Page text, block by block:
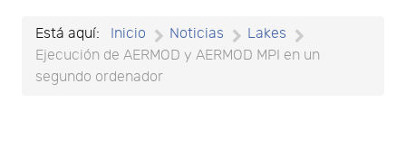
Está aquí: Inicio Noticias
Lakes
Ejecución de AERMOD y AERMOD MPI en un
segundo ordenador